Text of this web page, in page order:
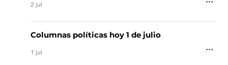
2 jul
Columnas políticas hoy 1 de julio
1 jul